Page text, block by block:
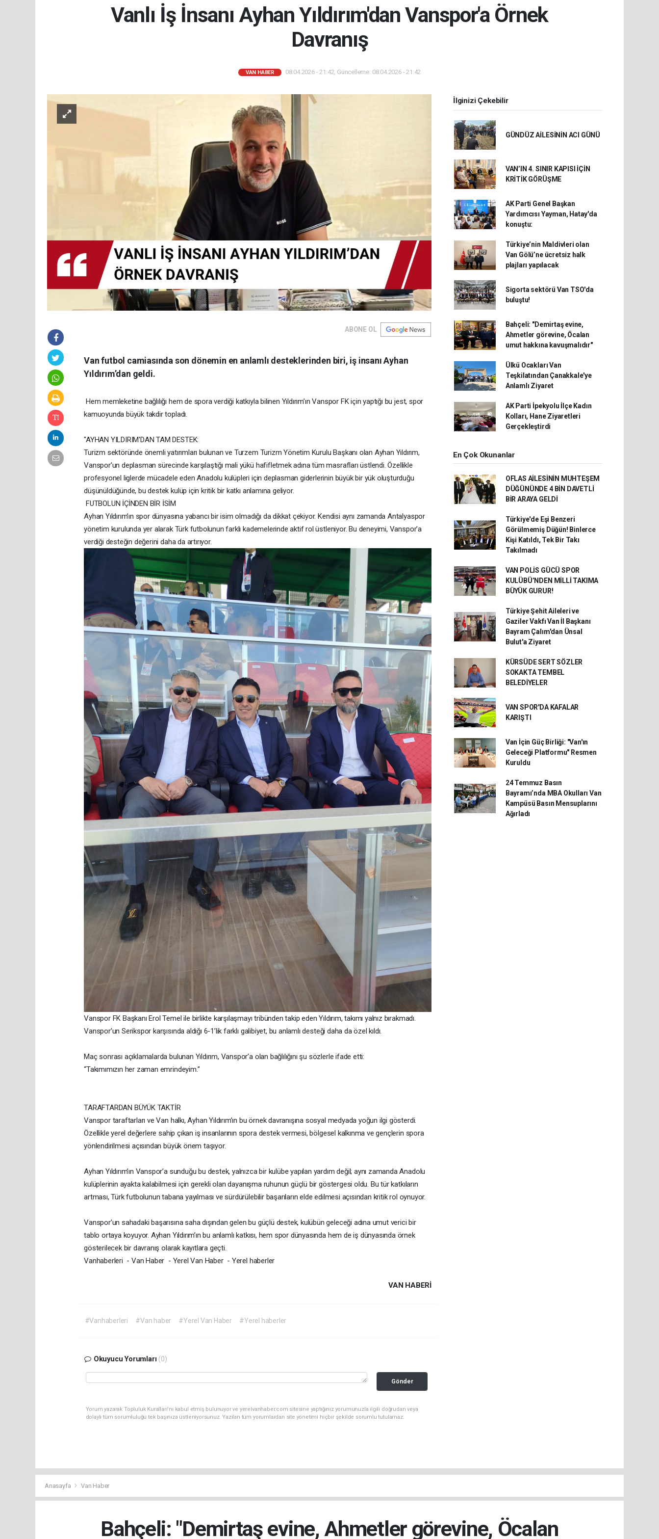
Vanlı İş İnsanı Ayhan Yıldırım'dan Vanspor'a Örnek
Davranış
VAN HABER 08.04.2026 - 21:42, Güncelleme: 08.04.2026 - 21:42
ABONE OL
Van futbol camiasında son dönemin en anlamlı desteklerinden biri, iş insanı Ayhan
Yıldırım’dan geldi.
Hem memleketine bağlılığı hem de spora verdiği katkıyla bilinen Yıldırım’ın Vanspor FK için yaptığı bu jest, spor
kamuoyunda büyük takdir topladı.
"AYHAN YILDIRIM'DAN TAM DESTEK:
Turizm sektöründe önemli yatırımları bulunan ve Turzem Turizm Yönetim Kurulu Başkanı olan Ayhan Yıldırım,
Vanspor’un deplasman sürecinde karşılaştığı mali yükü hafifletmek adına tüm masrafları üstlendi. Özellikle
profesyonel liglerde mücadele eden Anadolu kulüpleri için deplasman giderlerinin büyük bir yük oluşturduğu
düşünüldüğünde, bu destek kulüp için kritik bir katkı anlamına geliyor.
FUTBOLUN İÇİNDEN BİR İSİM
Ayhan Yıldırım’ın spor dünyasına yabancı bir isim olmadığı da dikkat çekiyor. Kendisi aynı zamanda Antalyaspor
yönetim kurulunda yer alarak Türk futbolunun farklı kademelerinde aktif rol üstleniyor. Bu deneyimi, Vanspor’a
verdiği desteğin değerini daha da artırıyor.
Vanspor FK Başkanı Erol Temel ile birlikte karşılaşmayı tribünden takip eden Yıldırım, takımı yalnız bırakmadı.
Vanspor’un Serikspor karşısında aldığı 6-1’lik farklı galibiyet, bu anlamlı desteği daha da özel kıldı.
Maç sonrası açıklamalarda bulunan Yıldırım, Vanspor’a olan bağlılığını şu sözlerle ifade etti:
“Takımımızın her zaman emrindeyim.”
TARAFTARDAN BÜYÜK TAKTİR
Vanspor taraftarları ve Van halkı, Ayhan Yıldırım’ın bu örnek davranışına sosyal medyada yoğun ilgi gösterdi.
Özellikle yerel değerlere sahip çıkan iş insanlarının spora destek vermesi, bölgesel kalkınma ve gençlerin spora
yönlendirilmesi açısından büyük önem taşıyor.
Ayhan Yıldırım’ın Vanspor’a sunduğu bu destek, yalnızca bir kulübe yapılan yardım değil; aynı zamanda Anadolu
kulüplerinin ayakta kalabilmesi için gerekli olan dayanışma ruhunun güçlü bir göstergesi oldu. Bu tür katkıların
artması, Türk futbolunun tabana yayılması ve sürdürülebilir başarıların elde edilmesi açısından kritik rol oynuyor.
Vanspor’un sahadaki başarısına saha dışından gelen bu güçlü destek, kulübün geleceği adına umut verici bir
tablo ortaya koyuyor. Ayhan Yıldırım’ın bu anlamlı katkısı, hem spor dünyasında hem de iş dünyasında örnek
gösterilecek bir davranış olarak kayıtlara geçti.
Vanhaberleri - Van Haber - Yerel Van Haber - Yerel haberler
VAN HABERİ
#Vanhaberleri #Van haber #Yerel Van Haber #Yerel haberler
Okuyucu Yorumları (0)
Gönder
Yorum yazarak Topluluk Kuralları’nı kabul etmiş bulunuyor ve yerelvanhaber.com sitesine yaptığınız yorumunuzla ilgili doğrudan veya
dolaylı tüm sorumluluğu tek başınıza üstleniyorsunuz. Yazılan tüm yorumlardan site yönetimi hiçbir şekilde sorumlu tutulamaz.
İlginizi Çekebilir
GÜNDÜZ AİLESİNİN ACI GÜNÜ
VAN’IN 4. SINIR KAPISI İÇİN
KRİTİK GÖRÜŞME
AK Parti Genel Başkan
Yardımcısı Yayman, Hatay'da
konuştu:
Türkiye’nin Maldivleri olan
Van Gölü’ne ücretsiz halk
plajları yapılacak
Sigorta sektörü Van TSO'da
buluştu!
Bahçeli: "Demirtaş evine,
Ahmetler görevine, Öcalan
umut hakkına kavuşmalıdır"
Ülkü Ocakları Van
Teşkilatından Çanakkale'ye
Anlamlı Ziyaret
AK Parti İpekyolu İlçe Kadın
Kolları, Hane Ziyaretleri
Gerçekleştirdi
En Çok Okunanlar
OFLAS AİLESİNİN MUHTEŞEM
DÜĞÜNÜNDE 4 BİN DAVETLİ
BİR ARAYA GELDİ
Türkiye'de Eşi Benzeri
Görülmemiş Düğün! Binlerce
Kişi Katıldı, Tek Bir Takı
Takılmadı
VAN POLİS GÜCÜ SPOR
KULÜBÜ’NDEN MİLLİ TAKIMA
BÜYÜK GURUR!
Türkiye Şehit Aileleri ve
Gaziler Vakfı Van İl Başkanı
Bayram Çalım'dan Ünsal
Bulut'a Ziyaret
KÜRSÜDE SERT SÖZLER
SOKAKTA TEMBEL
BELEDİYELER
VAN SPOR'DA KAFALAR
KARIŞTI
Van İçin Güç Birliği: "Van'ın
Geleceği Platformu" Resmen
Kuruldu
24 Temmuz Basın
Bayramı’nda MBA Okulları Van
Kampüsü Basın Mensuplarını
Ağırladı
Anasayfa Van Haber
Bahçeli: "Demirtaş evine, Ahmetler görevine, Öcalan